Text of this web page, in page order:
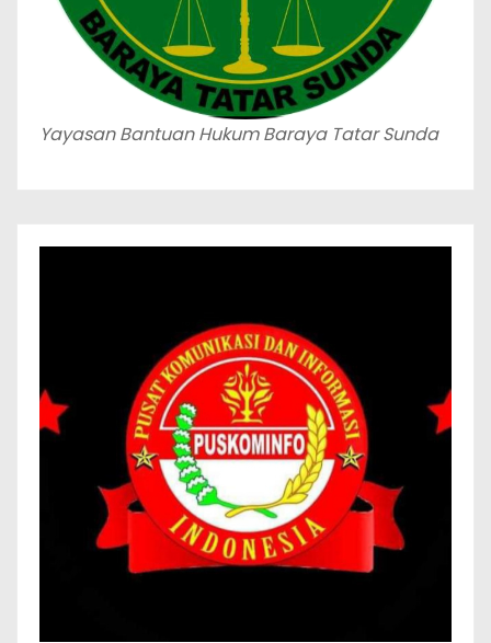
Yayasan Bantuan Hukum Baraya Tatar Sunda